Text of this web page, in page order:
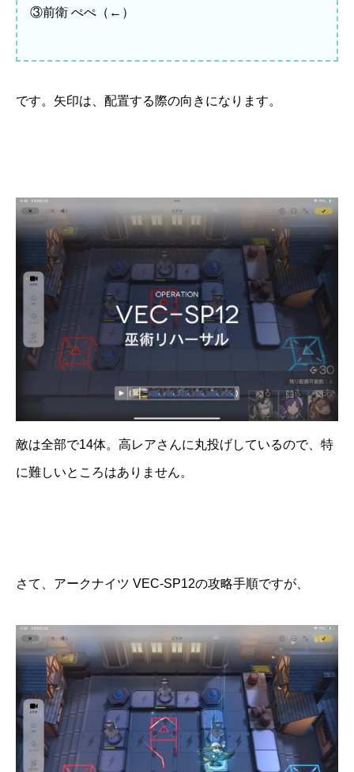
③前衛 ぺぺ（←）
です。矢印は、配置する際の向きになります。
敵は全部で14体。高レアさんに丸投げしているので、特
に難しいところはありません。
さて、アークナイツ VEC-SP12の攻略手順ですが、